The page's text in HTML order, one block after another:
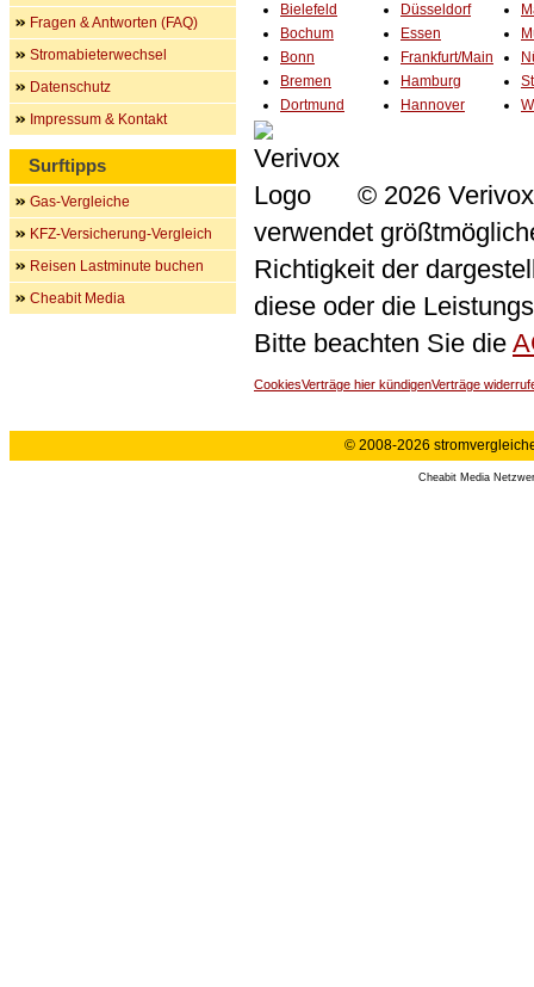
Bielefeld
Bochum
Bonn
Bremen
Dortmund
Düsseldorf
Essen
Frankfurt/Main
Hamburg
Hannover
© 2026
verwendet
Richtigkeit der
diese oder die
Bitte beachten Sie die
CookiesVerträge hier kündigenVerträge
Fragen & Antworten (FAQ)
Stromabieterwechsel
Datenschutz
Impressum & Kontakt
Surftipps
Gas-Vergleiche
KFZ-Versicherung-Vergleich
Reisen Lastminute buchen
Cheabit Media
© 2008-2026
Cheabit Media